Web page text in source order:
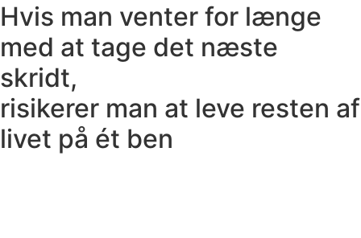
Hvis man venter for længe
med at tage det næste
skridt,
risikerer man at leve resten af
livet på ét ben